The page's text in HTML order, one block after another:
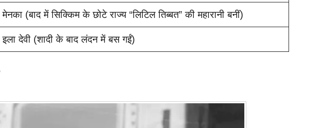
मेनका (बाद में सिक्किम के छोटे राज्य “लिटिल तिब्बत” की महारानी बनीं)
इला देवी (शादी के बाद लंदन में बस गईं)